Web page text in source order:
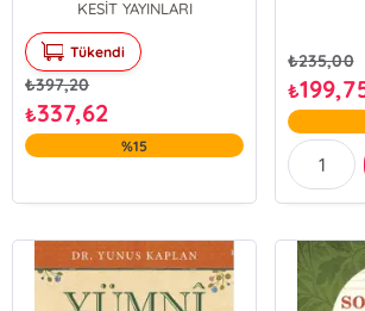
KESİT YAYINLARI
Tükendi
₺397,20
₺337,62
%15
₺235,00
₺